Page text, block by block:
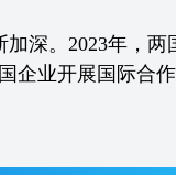
深。2023年，两
企业开展国际合